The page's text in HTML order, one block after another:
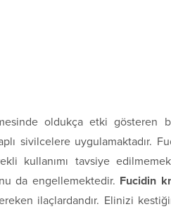
oldukça etki gösteren
sivilcelere uygulamaktadır.
kullanımı tavsiye
da engellemektedir. Fucidin
ilaçlardandır. Elinizi